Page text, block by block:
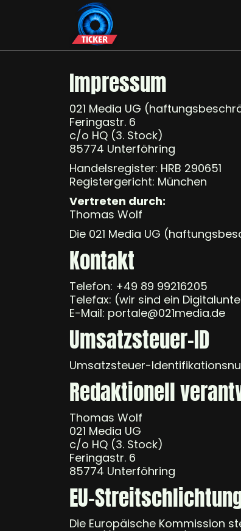
Impressum
021 Media UG
Feringastr. 6
c/o HQ (3. Stock)
85774 Unterföhring
Handelsregister: HRB 290651
Registergericht: München
Vertreten durch:
Thomas Wolf
Die 021 Media UG
Kontakt
Telefon: +49 89 99216205
Telefax: (wir sind ein
E-Mail: portale@021media.de
Umsatzsteuer-ID
Umsatzsteuer-
Redaktionell
Thomas Wolf
021 Media UG
c/o HQ (3. Stock)
Feringastr. 6
85774 Unterföhring
EU-
Die Europäische Kommission